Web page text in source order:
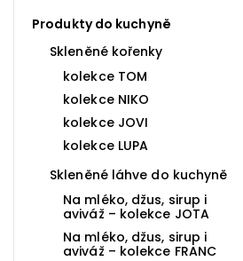
Produkty do kuchyně
Skleněné kořenky
kolekce TOM
kolekce NIKO
kolekce JOVI
kolekce LUPA
Skleněné láhve do kuchyně
Na mléko, džus, sirup i
aviváž – kolekce JOTA
Na mléko, džus, sirup i
aviváž – kolekce FRANC